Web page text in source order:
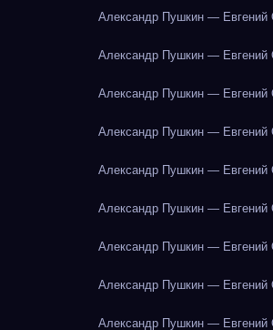
Александр Пушкин — Евгений
Александр Пушкин — Евгений
Александр Пушкин — Евгений
Александр Пушкин — Евгений
Александр Пушкин — Евгений
Александр Пушкин — Евгений
Александр Пушкин — Евгений
Александр Пушкин — Евгений
Александр Пушкин — Евгений